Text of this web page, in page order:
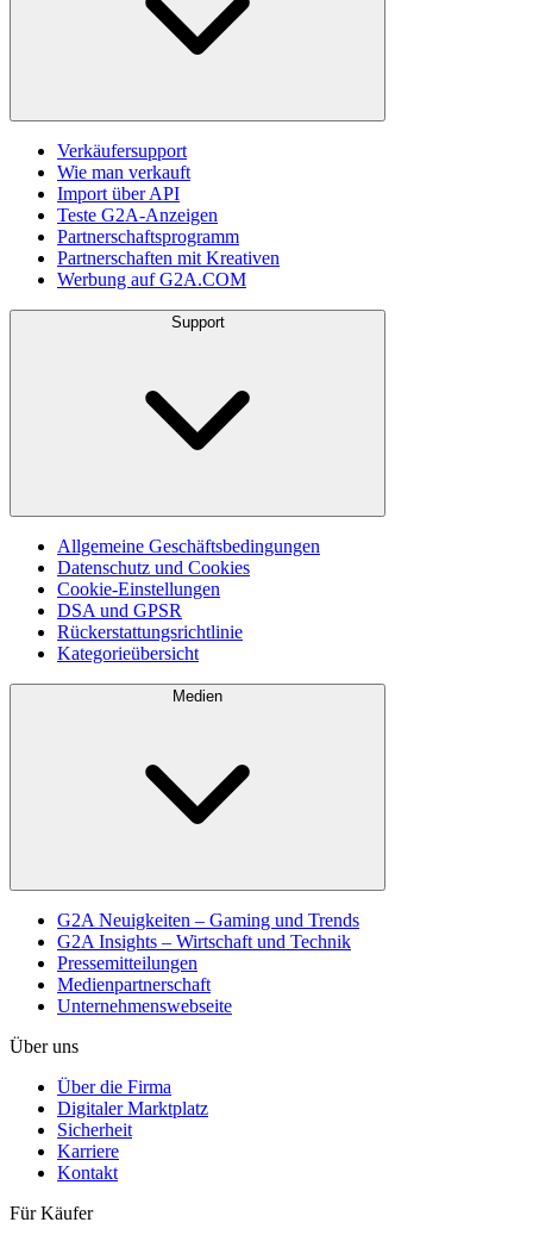
Verkäufersupport
Wie man verkauft
Import über API
Teste G2A-Anzeigen
Partnerschaftsprogramm
Partnerschaften mit Kreativen
Werbung auf G2A.COM
Support
Allgemeine Geschäftsbedingungen
Datenschutz und Cookies
Cookie-Einstellungen
DSA und GPSR
Rückerstattungsrichtlinie
Kategorieübersicht
Medien
G2A Neuigkeiten – Gaming und Trends
G2A Insights – Wirtschaft und Technik
Pressemitteilungen
Medienpartnerschaft
Unternehmenswebseite
Über uns
Über die Firma
Digitaler Marktplatz
Sicherheit
Karriere
Kontakt
Für Käufer